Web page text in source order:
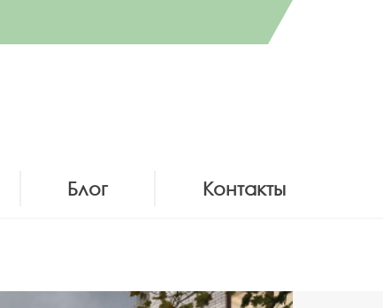
Блог Контакты